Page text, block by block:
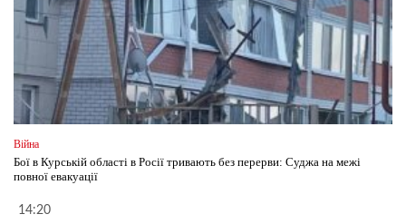
Війна
Бої в Курській області в Росії тривають без перерви: Суджа на межі
повної евакуації
14:20